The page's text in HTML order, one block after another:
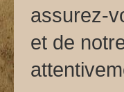
assurez-
et de